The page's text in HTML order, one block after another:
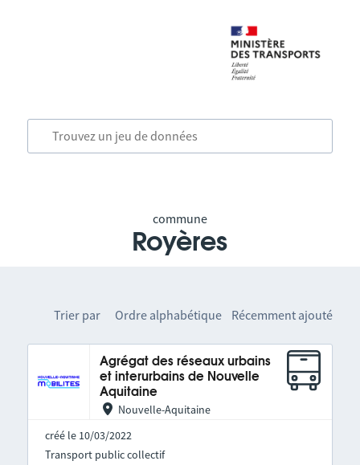
commune
Royères
Trier par Ordre alphabétique Récemment ajouté
Agrégat des réseaux urbains
et interurbains de Nouvelle
Aquitaine
Nouvelle-Aquitaine
créé le 10/03/2022
Transport public collectif